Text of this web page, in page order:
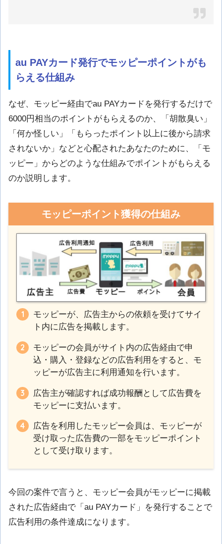
au PAYカード発行でモッピーポイントがも
らえる仕組み
なぜ、モッピー経由でau PAYカードを発行するだけで
6000円相当のポイントがもらえるのか、「胡散臭い」
「何か怪しい」「もらったポイント以上に後から請求
されないか」などと心配されたあなたのために、「モ
ッピー」からどのような仕組みでポイントがもらえる
のか説明します。
モッピーポイント獲得の仕組み
モッピーが、広告主からの依頼を受けてサイ
ト内に広告を掲載します。
モッピーの会員がサイト内の広告経由で申
込・購入・登録などの広告利用をすると、モ
ッピーが広告主に利用通知を行います。
広告主が確認すれば成功報酬として広告費を
モッピーに支払います。
広告を利用したモッピー会員は、モッピーが
受け取った広告費の一部をモッピーポイント
として受け取ります。
今回の案件で言うと、モッピー会員がモッピーに掲載
された広告経由で「au PAYカード」を発行することで
広告利用の条件達成になります。